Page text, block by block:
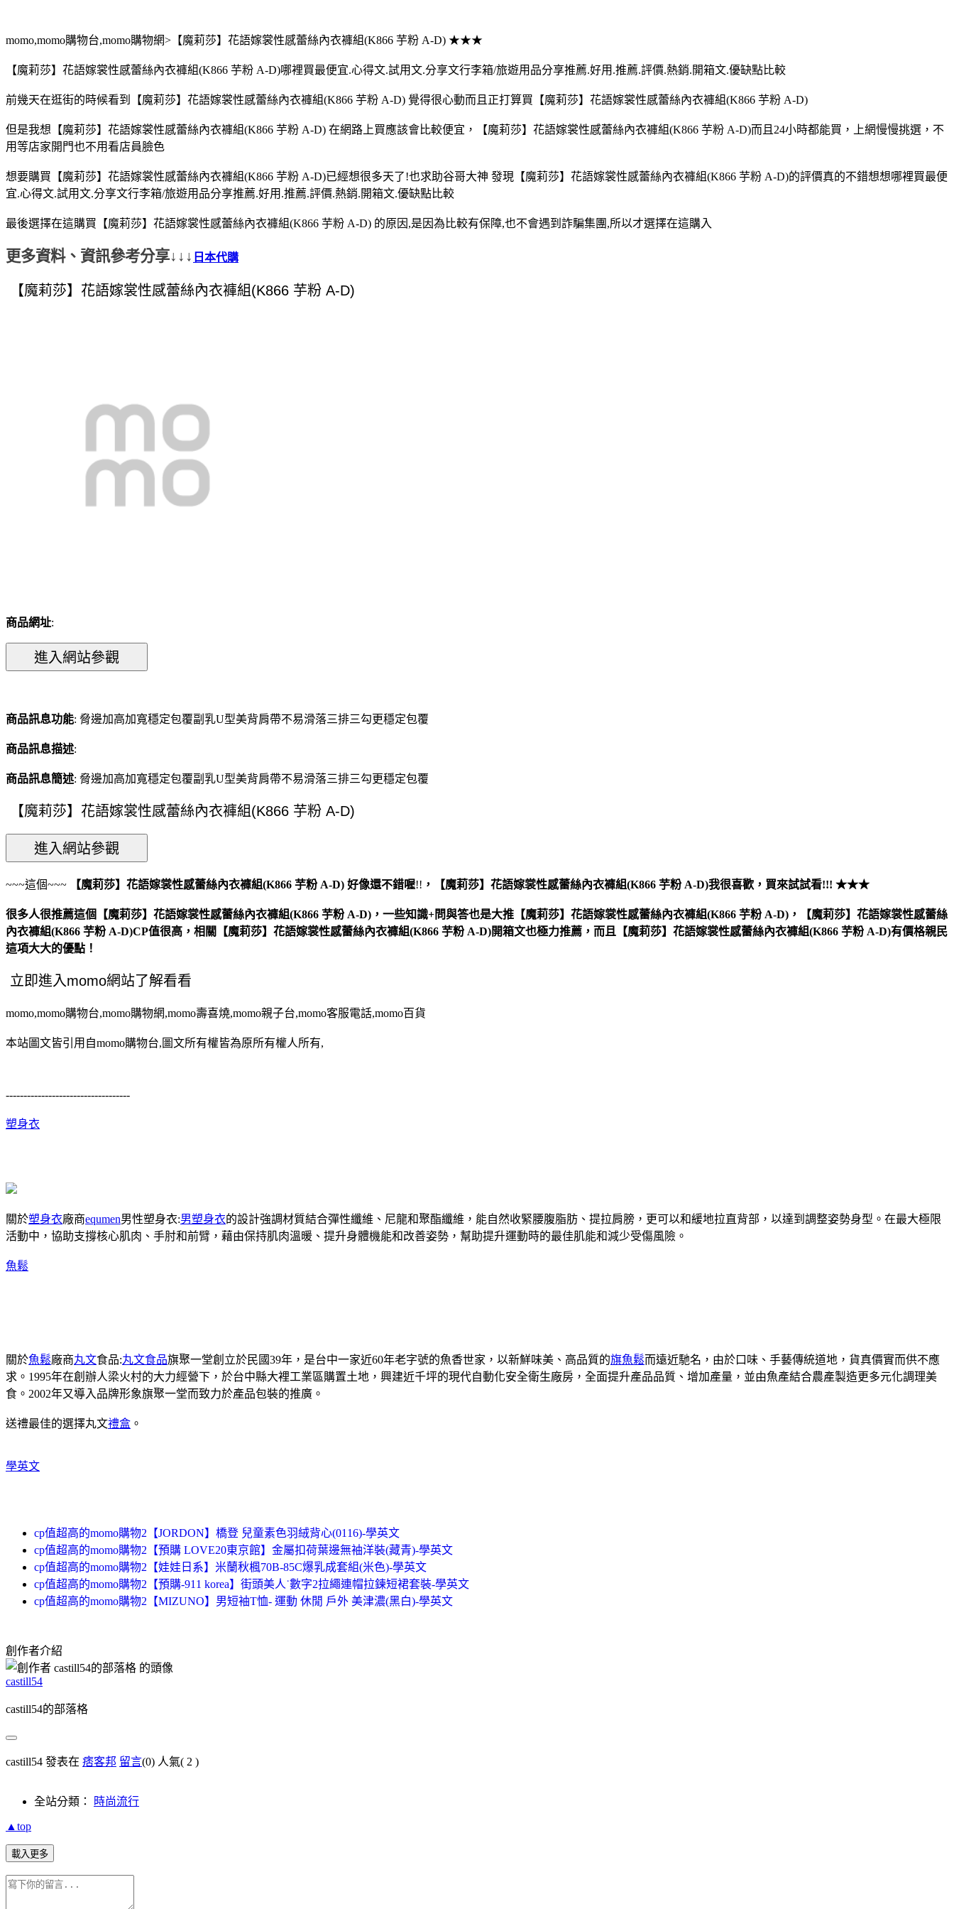
momo,momo購物台,momo購物網>【魔莉莎】花語嫁裳性感蕾絲內衣褲組(K866 芋粉 A-D) ★★★
【魔莉莎】花語嫁裳性感蕾絲內衣褲組(K866 芋粉 A-D)哪裡買最便宜.心得文.試用文.分享文行李箱/旅遊用品分享推薦.好用.推薦.評價.熱銷.開箱文.優缺點比較
前幾天在逛街的時候看到【魔莉莎】花語嫁裳性感蕾絲內衣褲組(K866 芋粉 A-D) 覺得很心動而且正打算買【魔莉莎】花語嫁裳性感蕾絲內衣褲組(K866 芋粉 A-D)
但是我想【魔莉莎】花語嫁裳性感蕾絲內衣褲組(K866 芋粉 A-D) 在網路上買應該會比較便宜，【魔莉莎】花語嫁裳性感蕾絲內衣褲組(K866 芋粉 A-D)而且24小時都能買，上網慢慢挑選，不
用等店家開門也不用看店員臉色
想要購買【魔莉莎】花語嫁裳性感蕾絲內衣褲組(K866 芋粉 A-D)已經想很多天了!也求助谷哥大神 發現【魔莉莎】花語嫁裳性感蕾絲內衣褲組(K866 芋粉 A-D)的評價真的不錯想想哪裡買最便
宜.心得文.試用文.分享文行李箱/旅遊用品分享推薦.好用.推薦.評價.熱銷.開箱文.優缺點比較
最後選擇在這購買【魔莉莎】花語嫁裳性感蕾絲內衣褲組(K866 芋粉 A-D) 的原因,是因為比較有保障,也不會遇到詐騙集團,所以才選擇在這購入
更多資料、資訊參考分享↓↓↓ 日本代購
商品網址:
商品訊息功能: 脅邊加高加寬穩定包覆副乳U型美背肩帶不易滑落三排三勾更穩定包覆
商品訊息描述:
商品訊息簡述: 脅邊加高加寬穩定包覆副乳U型美背肩帶不易滑落三排三勾更穩定包覆
~~~這個~~~ 【魔莉莎】花語嫁裳性感蕾絲內衣褲組(K866 芋粉 A-D) 好像還不錯喔!! ， 【魔莉莎】花語嫁裳性感蕾絲內衣褲組(K866 芋粉 A-D)我很喜歡，買來試試看!!! ★★★
很多人很推薦這個【魔莉莎】花語嫁裳性感蕾絲內衣褲組(K866 芋粉 A-D)，一些知識+問與答也是大推【魔莉莎】花語嫁裳性感蕾絲內衣褲組(K866 芋粉 A-D)，【魔莉莎】花語嫁裳性感蕾絲
內衣褲組(K866 芋粉 A-D)CP值很高，相關【魔莉莎】花語嫁裳性感蕾絲內衣褲組(K866 芋粉 A-D)開箱文也極力推薦，而且【魔莉莎】花語嫁裳性感蕾絲內衣褲組(K866 芋粉 A-D)有價格親民
這項大大的優點！
momo,momo購物台,momo購物網,momo壽喜燒,momo親子台,momo客服電話,momo百貨
本站圖文皆引用自momo購物台,圖文所有權皆為原所有權人所有,
-----------------------------------
塑身衣
關於塑身衣廠商equmen男性塑身衣:男塑身衣的設計強調材質結合彈性纖維、尼龍和聚酯纖維，能自然收緊腰腹脂肪、提拉肩膀，更可以和緩地拉直背部，以達到調整姿勢身型。在最大極限
活動中，協助支撐核心肌肉、手肘和前臂，藉由保持肌肉溫暖、提升身體機能和改善姿勢，幫助提升運動時的最佳肌能和減少受傷風險。
魚鬆
關於魚鬆廠商丸文食品:丸文食品旗聚一堂創立於民國39年，是台中一家近60年老字號的魚香世家，以新鮮味美、高品質的旗魚鬆而遠近馳名，由於口味、手藝傳統道地，貨真價實而供不應
求。1995年在創辦人梁火村的大力經營下，於台中縣大裡工業區購置土地，興建近千坪的現代自動化安全衛生廠房，全面提升產品品質、增加產量，並由魚產結合農產製造更多元化調理美
食。2002年又導入品牌形象旗聚一堂而致力於產品包裝的推廣。
送禮最佳的選擇丸文禮盒 。
學英文
cp值超高的momo購物2【JORDON】橋登 兒童素色羽絨背心(0116)-學英文
cp值超高的momo購物2【預購 LOVE20東京館】金屬扣荷葉邊無袖洋裝(藏青)-學英文
cp值超高的momo購物2【娃娃日系】米蘭秋楓70B-85C爆乳成套組(米色)-學英文
cp值超高的momo購物2【預購-911 korea】街頭美人˙數字2拉繩連帽拉鍊短裙套裝-學英文
cp值超高的momo購物2【MIZUNO】男短袖T恤- 運動 休閒 戶外 美津濃(黑白)-學英文
創作者介紹
castill54
castill54的部落格
castill54 發表在 痞客邦 留言(0) 人氣( 2 )
全站分類： 時尚流行
▲top
載入更多